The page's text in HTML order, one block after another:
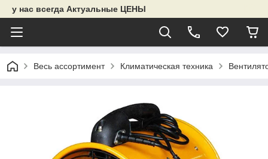
у нас всегда Актуальные ЦЕНЫ
Весь ассортимент Климатическая техника